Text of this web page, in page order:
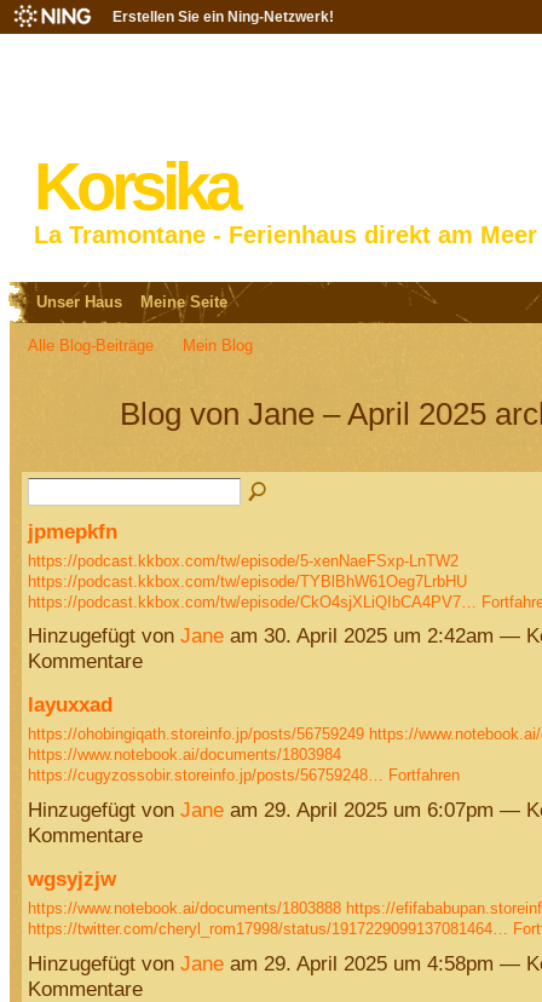
Erstellen Sie ein Ning-Netzwerk!
Korsika
La Tramontane - Ferienhaus direkt am Meer
Unser Haus Meine Seite
Alle Blog-Beiträge Mein Blog
Blog von Jane – April 2025
jpmepkfn
https://podcast.kkbox.com/tw/episode/5-xenNaeFSxp-LnTW2
https://podcast.kkbox.com/tw/episode/TYBlBhW61Oeg7LrbHU
https://podcast.kkbox.com/tw/episode/CkO4sjXLiQIbCA4PV7…
Hinzugefügt von Janeam 30. April 2025 um 2:42am —
Kommentare
layuxxad
https://ohobingiqath.storeinfo.jp/posts/56759249 https://
https://www.notebook.ai/documents/1803984
https://cugyzossobir.storeinfo.jp/posts/56759248… Fortfahren
Hinzugefügt von Janeam 29. April 2025 um 6:07pm —
Kommentare
wgsyjzjw
https://www.notebook.ai/documents/1803888 https://
https://twitter.com/cheryl_rom17998/status/1917229099137081464…
Hinzugefügt von Janeam 29. April 2025 um 4:58pm —
Kommentare